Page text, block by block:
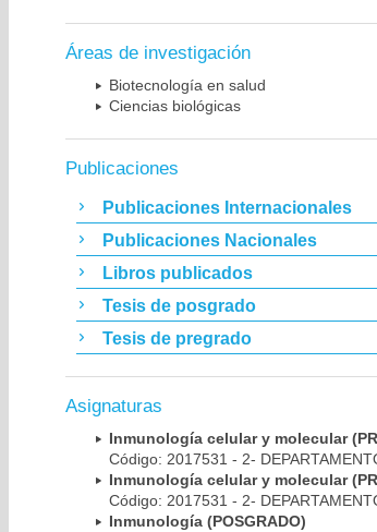
Áreas de investigación
Biotecnología en salud
Ciencias biológicas
Publicaciones
Publicaciones Internacionales
Publicaciones Nacionales
Libros publicados
Tesis de posgrado
Tesis de pregrado
Asignaturas
Inmunología celular y molecular
Código: 2017531 - 2-
Inmunología celular y molecular
Código: 2017531 - 2-
Inmunología (POSGRADO)